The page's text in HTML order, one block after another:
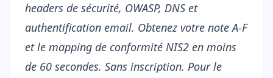
headers de sécurité, OWASP, DNS et
authentification email. Obtenez votre note A-F
et le mapping de conformité NIS2 en moins
de 60 secondes. Sans inscription. Pour le